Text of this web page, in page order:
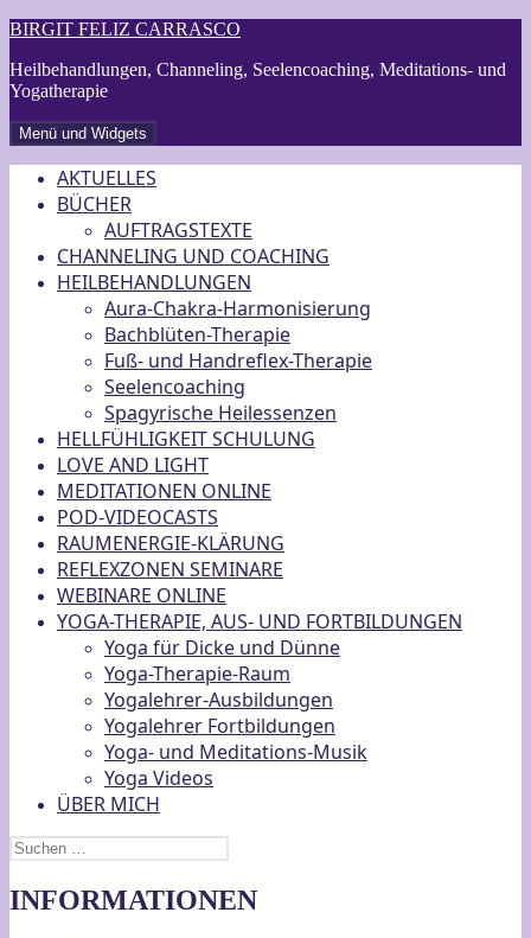
Zum
springen
BIRGIT FELIZ CARRASCO
Heilbehandlungen, Channeling, Seelencoaching, Meditations- und
Yogatherapie
Menü und Widgets
AKTUELLES
BÜCHER
AUFTRAGSTEXTE
CHANNELING UND COACHING
HEILBEHANDLUNGEN
Aura-Chakra-Harmonisierung
Bachblüten-Therapie
Fuß- und Handreflex-Therapie
Seelencoaching
Spagyrische Heilessenzen
HELLFÜHLIGKEIT SCHULUNG
LOVE AND LIGHT
MEDITATIONEN ONLINE
POD-VIDEOCASTS
RAUMENERGIE-KLÄRUNG
REFLEXZONEN SEMINARE
WEBINARE ONLINE
YOGA-THERAPIE, AUS- UND FORTBILDUNGEN
Yoga für Dicke und Dünne
Yoga-Therapie-Raum
Yogalehrer-Ausbildungen
Yogalehrer Fortbildungen
Yoga- und Meditations-Musik
Yoga Videos
ÜBER MICH
Suchen
nach:
INFORMATIONEN